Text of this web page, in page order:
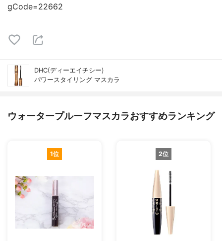
gCode=22662
DHC(ディーエイチシー)
パワースタイリング マスカラ
ウォータープルーフマスカラおすすめランキング
1位 2位